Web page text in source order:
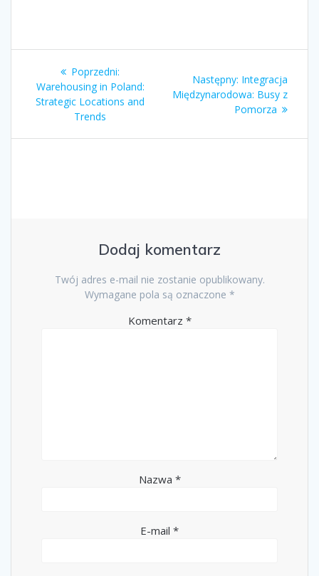
Nawigacja
wpisu
Poprzedni:
wpis:
Warehousing in Poland:
Strategic Locations and
Trends
Następny: Następny
wpis:
Integracja
Międzynarodowa: Busy z
Pomorza
Dodaj komentarz
Twój adres e-mail nie zostanie opublikowany.
Wymagane pola są oznaczone *
Komentarz *
Nazwa *
E-mail *